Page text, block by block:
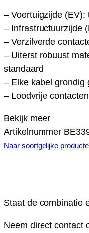
– Voertuigzijde (EV):
– Infrastructuurzijde
– Verzilverde
– Uiterst robuust
standaard
– Elke kabel grondig
– Loodvrije contacten
Bekijk meer
Artikelnummer
Naar soortgelijke
Staat de combinatie
Neem direct contact